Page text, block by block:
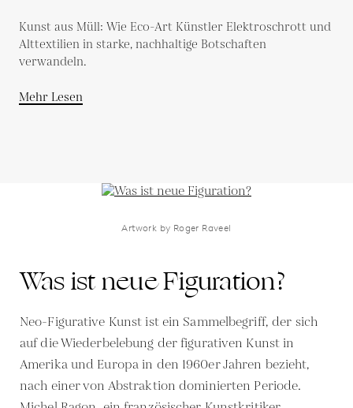
Kunst aus Müll: Wie Eco-Art Künstler Elektroschrott und
Alttextilien in starke, nachhaltige Botschaften
verwandeln.
Mehr Lesen
Artwork by Roger Raveel
Was ist neue Figuration?
Neo-Figurative Kunst ist ein Sammelbegriff, der sich
auf die Wiederbelebung der figurativen Kunst in
Amerika und Europa in den 1960er Jahren bezieht,
nach einer von Abstraktion dominierten Periode.